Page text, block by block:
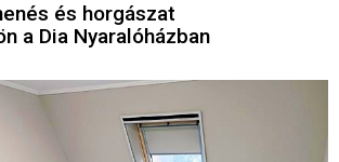
és horgászat
a Dia Nyaralóházban